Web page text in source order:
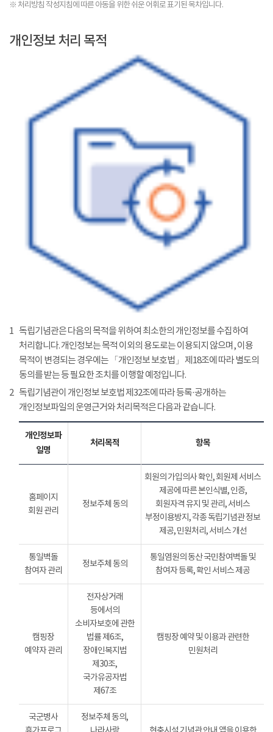
※ 처리방침 작성지침에 따른 아동을 위한 쉬운 어휘로 표기된 목차입니다.
개인정보 처리 목적
1 독립기념관은 다음의 목적을 위하여 최소한의 개인정보를 수집하여
처리합니다. 개인정보는 목적 이외의 용도로는 이용되지 않으며, 이용
목적이 변경되는 경우에는 「개인정보 보호법」 제18조에 따라 별도의
동의를 받는 등 필요한 조치를 이행할 예정입니다.
2 독립기념관이 개인정보 보호법 제32조에 따라 등록·공개하는
개인정보파일의 운영근거와 처리목적은 다음과 같습니다.
개인정보파
일명
처리목적 항목
홈페이지
회원 관리
정보주체 동의
회원의 가입의사 확인, 회원제 서비스
제공에 따른 본인식별, 인증,
회원자격 유지 및 관리, 서비스
부정이용방지, 각종 독립기념관 정보
제공, 민원처리, 서비스 개선
통일벽돌
참여자 관리
정보주체 동의
통일염원의 동산 국민참여벽돌 및
참여자 등록, 확인 서비스 제공
캠핑장
예약자 관리
전자상거래
등에서의
소비자보호에 관한
법률 제6조,
장애인복지법
제30조,
국가유공자법
제67조
캠핑장 예약 및 이용과 관련한
민원처리
국군병사
정보주체 동의,